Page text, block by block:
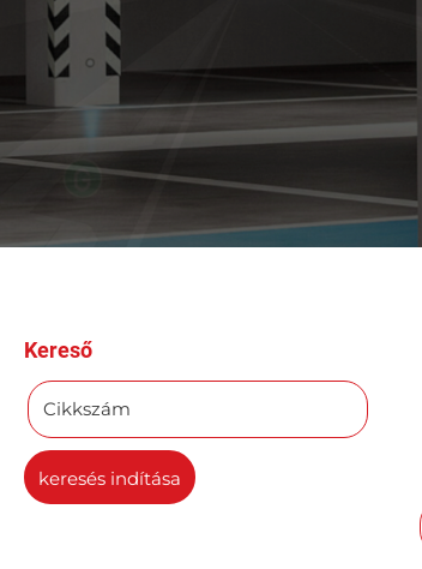
Kereső
Cikkszám
keresés indítása